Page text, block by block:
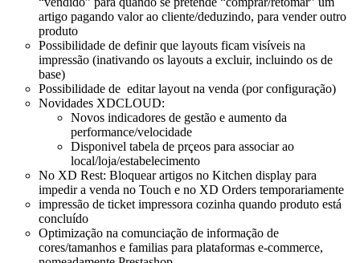
artigo pagando valor ao cliente/deduzindo, para vender outro
produto
Possibilidade de definir que layouts ficam visíveis na
impressão (inativando os layouts a excluir, incluindo os de
base)
Possibilidade de editar layout na venda (por configuração)
Novidades XDCLOUD:
Novos indicadores de gestão e aumento da
performance/velocidade
Disponivel tabela de prçeos para associar ao
local/loja/estabelecimento
No XD Rest: Bloquear artigos no Kitchen display para
impedir a venda no Touch e no XD Orders temporariamente
impressão de ticket impressora cozinha quando produto está
concluído
Optimização na comunciação de informação de
cores/tamanhos e familias para plataformas e-commerce,